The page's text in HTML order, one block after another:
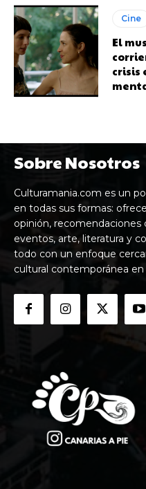
Cine
El
crisis
Sobre Nosotros
Culturamania.com es un
en todas sus formas:
opinión, recomendaciones
eventos, arte, literatura y
todo con un enfoque
cultural contemporánea en